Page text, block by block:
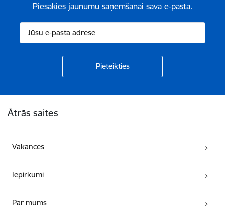
Piesakies jaunumu saņemšanai savā e-pastā.
Ātrās saites
Vakances
Iepirkumi
Par mums